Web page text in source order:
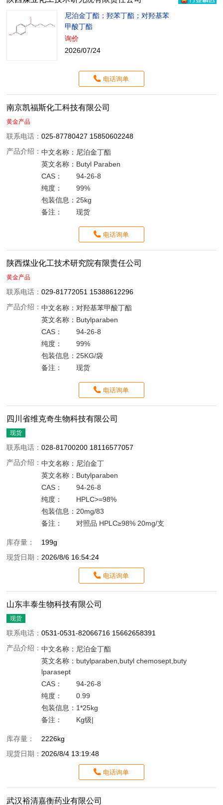
尼泊金丁酯；羟苯丁酯；对羟基苯
甲酸丁酯
询价
2026/07/24
电话询单
南京凯福斯化工科技有限公司
黄金产品
联系电话：025-87780427 15850602248
产品介绍：中文名称： 尼泊金丁酯
英文名称： Butyl Paraben
CAS：
94-26-8
纯度：
99%
包装信息： 25kg
备注：
现货
电话询单
陕西煤业化工技术研究院有限责任公司
黄金产品
联系电话：029-81772051 15388612296
产品介绍：中文名称： 对羟基苯甲酸丁酯
英文名称： Butylparaben
CAS：
94-26-8
纯度：
99%
包装信息： 25KG/袋
备注：
现货
电话询单
四川省维克奇生物科技有限公司
现货
联系电话：028-81700200 18116577057
产品介绍：中文名称： 尼泊金丁
英文名称： Butylparaben
CAS：
94-26-8
纯度：
HPLC>=98%
包装信息： 20mg/83
备注：
对照品 HPLC≥98% 20mg/支
库存量：
199g
现货日期： 2026/8/6 16:54:24
电话询单
山东丰泰生物科技有限公司
现货
联系电话：0531-0531-82066716 15662658391
产品介绍：中文名称： 尼泊金丁酯
英文名称： butylparaben,butyl chemosept,buty
lparasept
CAS：
94-26-8
纯度：
0.99
包装信息： 1*25kg
备注：
Kg级|
库存量：
2226kg
现货日期： 2026/8/4 13:19:48
电话询单
武汉裕清嘉衡药业有限公司